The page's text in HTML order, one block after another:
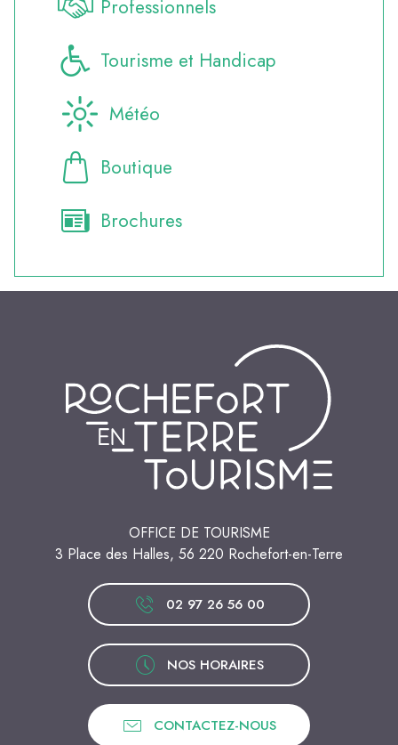
Professionnels
Tourisme et Handicap
Météo
Boutique
Brochures
OFFICE DE TOURISME
3 Place des Halles, 56 220 Rochefort-en-Terre
02 97 26 56 00
NOS HORAIRES
CONTACTEZ-NOUS